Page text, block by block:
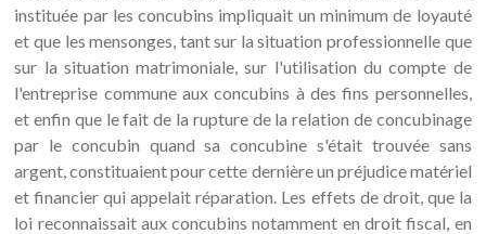
instituée par les concubins impliquait un minimum de loyauté
et que les mensonges, tant sur la situation professionnelle que
sur la situation matrimoniale, sur l'utilisation du compte de
l'entreprise commune aux concubins à des fins personnelles,
et enfin que le fait de la rupture de la relation de concubinage
par le concubin quand sa concubine s'était trouvée sans
argent, constituaient pour cette dernière un préjudice matériel
et financier qui appelait réparation. Les effets de droit, que la
loi reconnaissait aux concubins notamment en droit fiscal, en